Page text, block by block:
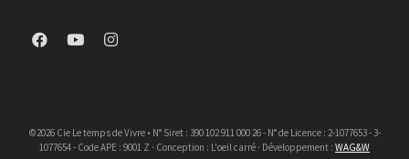
©2026 Cie Le temps de Vivre • N° Siret : 390 102 911 000 26 - N° de Licence : 2-1077653 - 3-
1077654 - Code APE : 9001 Z · Conception : L'oeil carré · Développement : WAG&W